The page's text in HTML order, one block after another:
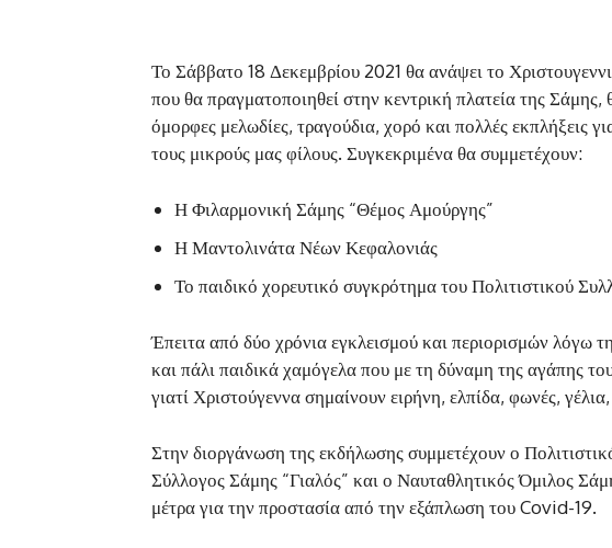
Το Σάββατο 18 Δεκεμβρίου 2021 θα ανάψει το
που θα πραγματοποιηθεί στην κεντρική πλατεία της Σάμης,
όμορφες μελωδίες, τραγούδια, χορό και πολλές εκπλήξεις
τους μικρούς μας φίλους. Συγκεκριμένα θα συμμετέχουν:
Η Φιλαρμονική Σάμης “Θέμος Αμούργης”
Η Μαντολινάτα Νέων Κεφαλονιάς
Το παιδικό χορευτικό συγκρότημα του Πολιτιστικού
Έπειτα από δύο χρόνια εγκλεισμού και περιορισμών λόγω
και πάλι παιδικά χαμόγελα που με τη δύναμη της αγάπης
γιατί Χριστούγεννα σημαίνουν ειρήνη, ελπίδα, φωνές,
Στην διοργάνωση της εκδήλωσης συμμετέχουν ο
Σύλλογος Σάμης “Γιαλός” και ο Ναυταθλητικός Όμιλος
μέτρα για την προστασία από την εξάπλωση του Covid-19.